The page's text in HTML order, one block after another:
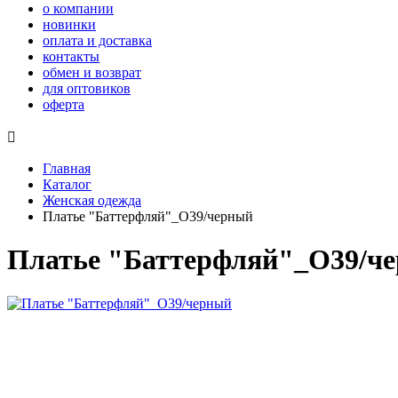
о компании
новинки
оплата и доставка
контакты
обмен и возврат
для оптовиков
оферта

Главная
Каталог
Женская одежда
Платье "Баттерфляй"_О39/черный
Платье "Баттерфляй"_О39/